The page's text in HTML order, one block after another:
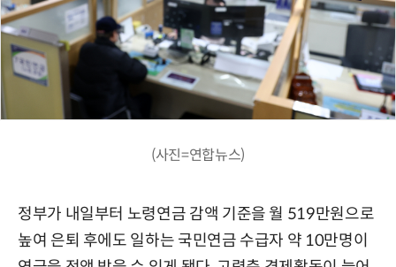
(사진=연합뉴스)
정부가 내일부터 노령연금 감액 기준을 월 519만원으로
높여 은퇴 후에도 일하는 국민연금 수급자 약 10만명이